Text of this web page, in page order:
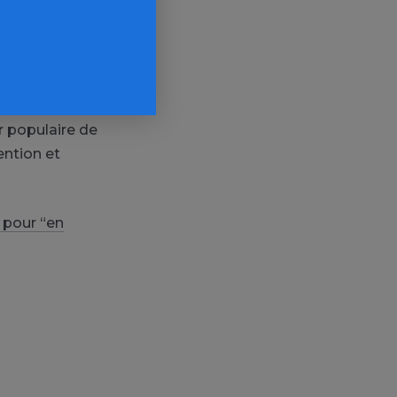
défilent
les vrais
et
sans
populaire de
et
“en